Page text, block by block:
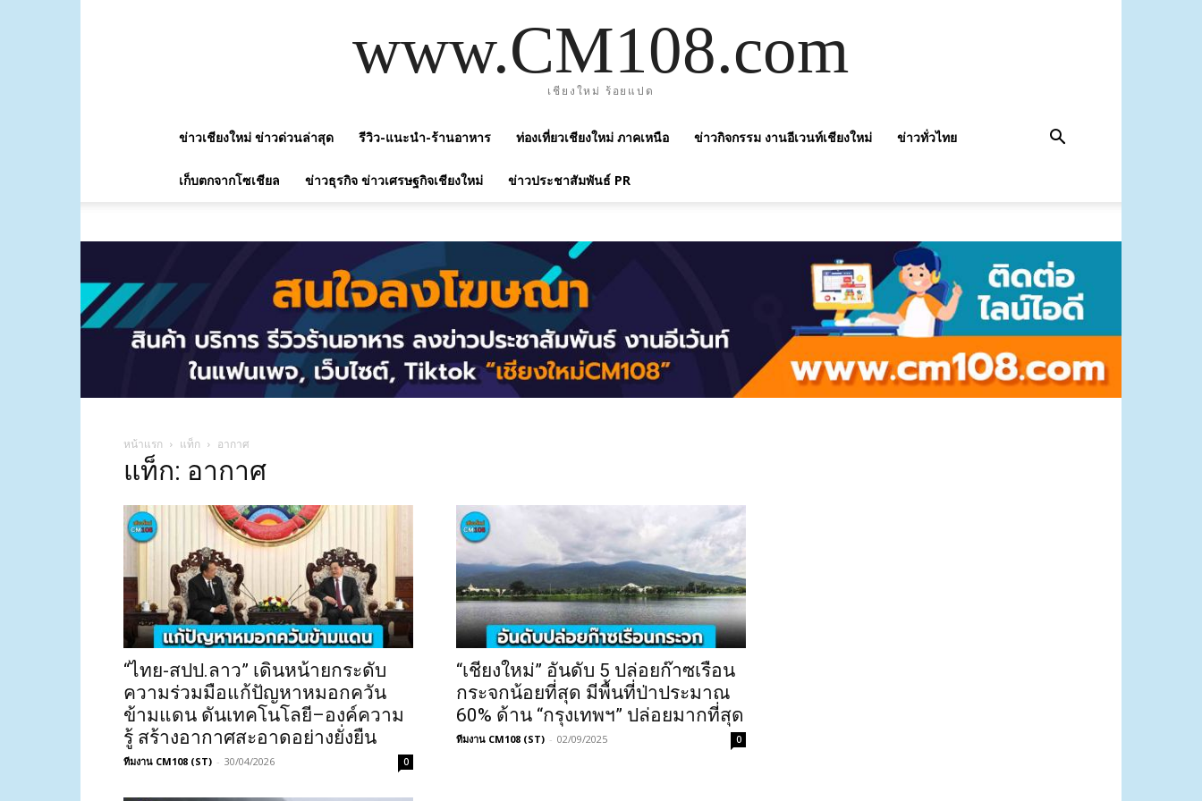
www.CM108.com
เชียงใหม่ ร้อยแปด
ข่าวเชียงใหม่ ข่าวด่วนล่าสุด รีวิว-แนะนำ-ร้านอาหาร ท่องเที่ยวเชียงใหม่ ภาคเหนือ ข่าวกิจกรรม งานอีเวนท์เชียงใหม่ ข่าวทั่วไทย
เก็บตกจากโซเชียล ข่าวธุรกิจ ข่าวเศรษฐกิจเชียงใหม่ ข่าวประชาสัมพันธ์ PR
หน้าแรก แท็ก อากาศ
แท็ก: อากาศ
“ไทย-สปป.ลาว” เดินหน้ายกระดับ
ความร่วมมือแก้ปัญหาหมอกควัน
ข้ามแดน ดันเทคโนโลยี–องค์ความ
รู้ สร้างอากาศสะอาดอย่างยั่งยืน
ทีมงาน CM108 (ST) - 30/04/2026 0
“เชียงใหม่” อันดับ 5 ปล่อยก๊าซเรือน
กระจกน้อยที่สุด มีพื้นที่ป่าประมาณ
60% ด้าน “กรุงเทพฯ” ปล่อยมากที่สุด
ทีมงาน CM108 (ST) - 02/09/2025 0